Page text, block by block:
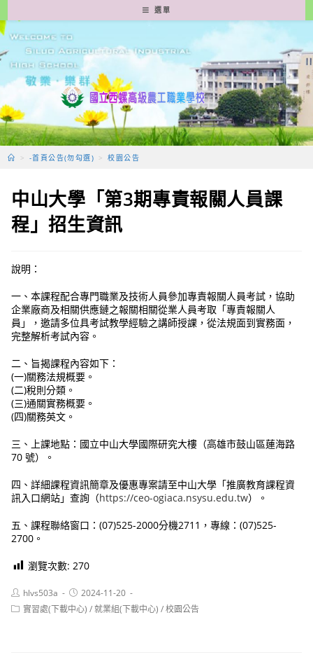
轉
至
要
容
選單
> -首頁公告(勿勾選) > 校園公告
中山大學「第3期專責報關人員課
程」招生資訊
說明：
一、本課程配合專門職業及技術人員參加專責報關人員考試，協助
企業廠商及相關供應鏈之報關相關從業人員考取「專責報關人
員」，邀請多位具考試教學經驗之講師授課，從法規面到實務面，
完整解析考試內容。
二、旨揭課程內容如下：
(一)關務法規概要。
(二)稅則分類。
(三)通關實務概要。
(四)關務英文。
三、上課地點：國立中山大學國際研究大樓（高雄市鼓山區蓮海路
70 號）。
四、詳細課程資訊簡章及優惠專案請至中山大學「推廣教育課程資
訊入口網站」查詢（https://ceo-ogiaca.nsysu.edu.tw）。
五、課程聯絡窗口：(07)525-2000分機2711，專線：(07)525-
2700。
瀏覽次數: 270
Post
author:
hlvs503a
Post
published:
2024-11-20
Post實習處(下載中心) /就業組(下載中心) /校園公告